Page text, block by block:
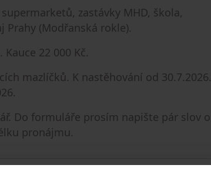
zastávky MHD, škola,
(Modřanská rokle).
22 000 Kč.
mazlíčků. K nastěhování od 30.7.2026.
Do formuláře prosím napište pár slov o
pronájmu.